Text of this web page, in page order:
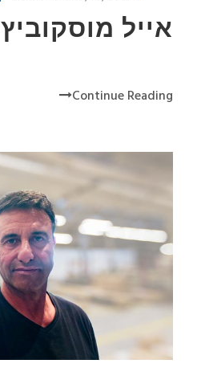
אייל מוסקוביץ
Continue Reading